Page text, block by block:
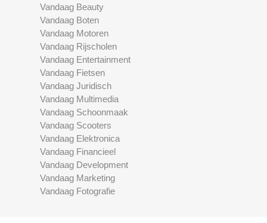
Vandaag Beauty
Vandaag Boten
Vandaag Motoren
Vandaag Rijscholen
Vandaag Entertainment
Vandaag Fietsen
Vandaag Juridisch
Vandaag Multimedia
Vandaag Schoonmaak
Vandaag Scooters
Vandaag Elektronica
Vandaag Financieel
Vandaag Development
Vandaag Marketing
Vandaag Fotografie